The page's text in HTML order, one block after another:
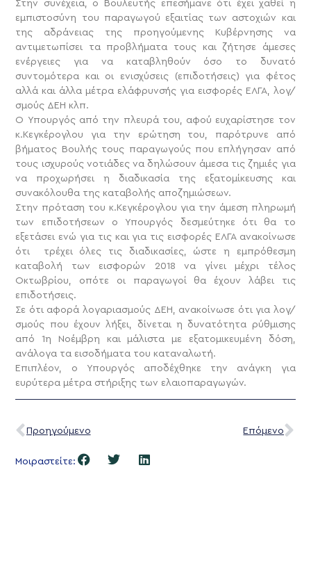
Στην συνέχεια, ο Βουλευτής επεσήμανε ότι έχει χαθεί η
εμπιστοσύνη του παραγωγού εξαιτίας των αστοχιών και
της αδράνειας της προηγούμενης Κυβέρνησης να
αντιμετωπίσει τα προβλήματα τους και ζήτησε άμεσες
ενέργειες για να καταβληθούν όσο το δυνατό
συντομότερα και οι ενισχύσεις (επιδοτήσεις) για φέτος
αλλά και άλλα μέτρα ελάφρυνσής για εισφορές ΕΛΓΑ, λογ/
σμούς ΔΕΗ κλπ.
Ο Υπουργός από την πλευρά του, αφού ευχαρίστησε τον
κ.Κεγκέρογλου για την ερώτηση του, παρότρυνε από
βήματος Βουλής τους παραγωγούς που επλήγησαν από
τους ισχυρούς νοτιάδες να δηλώσουν άμεσα τις ζημιές για
να προχωρήσει η διαδικασία της εξατομίκευσης και
συνακόλουθα της καταβολής αποζημιώσεων.
Στην πρόταση του κ.Κεγκέρογλου για την άμεση πληρωμή
των επιδοτήσεων ο Υπουργός δεσμεύτηκε ότι θα το
εξετάσει ενώ για τις και για τις εισφορές ΕΛΓΑ ανακοίνωσε
ότι τρέχει όλες τις διαδικασίες, ώστε η εμπρόθεσμη
καταβολή των εισφορών 2018 να γίνει μέχρι τέλος
Οκτωβρίου, οπότε οι παραγωγοί θα έχουν λάβει τις
επιδοτήσεις.
Σε ότι αφορά λογαριασμούς ΔΕΗ, ανακοίνωσε ότι για λογ/
σμούς που έχουν λήξει, δίνεται η δυνατότητα ρύθμισης
από 1η Νοέμβρη και μάλιστα με εξατομικευμένη δόση,
ανάλογα τα εισοδήματα του καταναλωτή.
Επιπλέον, ο Υπουργός αποδέχθηκε την ανάγκη για
ευρύτερα μέτρα στήριξης των ελαιοπαραγωγών.
Προηγούμενο Επόμενο
Μοιραστείτε: